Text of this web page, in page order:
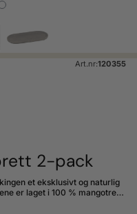
Art.nr:120355
2-pack
er laget i 100 % mangotre,
uttrykk. Den